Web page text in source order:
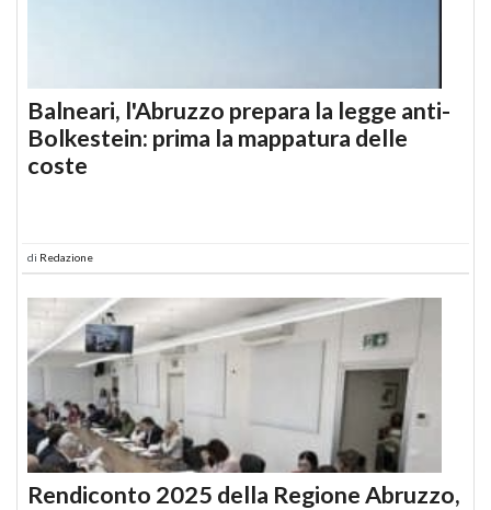
Balneari, l'Abruzzo prepara la legge anti-
Bolkestein: prima la mappatura delle
coste
di Redazione
Rendiconto 2025 della Regione Abruzzo,